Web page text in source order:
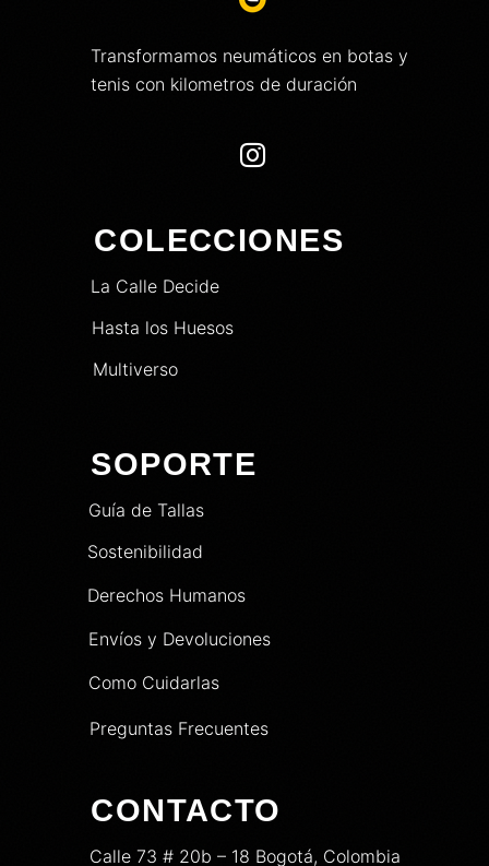
Transformamos neumáticos en botas y
tenis con kilometros de duración

COLECCIONES
La Calle Decide
Hasta los Huesos
Multiverso
SOPORTE
Guía de Tallas
Sostenibilidad
Derechos Humanos
Envíos y Devoluciones
Como Cuidarlas
Preguntas Frecuentes
CONTACTO
Calle 73 # 20b – 18 Bogotá, Colombia